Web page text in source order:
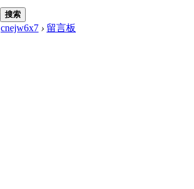
搜索
cnejw6x7 › 留言板